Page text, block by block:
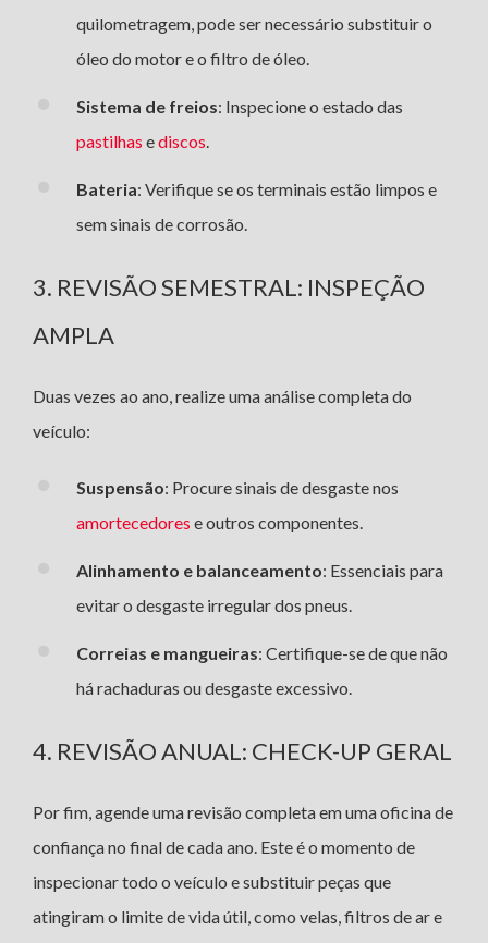
quilometragem, pode ser necessário substituir o
óleo do motor e o filtro de óleo.
Sistema de freios: Inspecione o estado das
pastilhas ediscos.
Bateria: Verifique se os terminais estão limpos e
sem sinais de corrosão.
3. REVISÃO SEMESTRAL: INSPEÇÃO
AMPLA
Duas vezes ao ano, realize uma análise completa do
veículo:
Suspensão: Procure sinais de desgaste nos
amortecedores e outros componentes.
Alinhamento e balanceamento: Essenciais para
evitar o desgaste irregular dos pneus.
Correias e mangueiras: Certifique-se de que não
há rachaduras ou desgaste excessivo.
4. REVISÃO ANUAL: CHECK-UP GERAL
Por fim, agende uma revisão completa em uma oficina de
confiança no final de cada ano. Este é o momento de
inspecionar todo o veículo e substituir peças que
atingiram o limite de vida útil, como velas, filtros de ar e